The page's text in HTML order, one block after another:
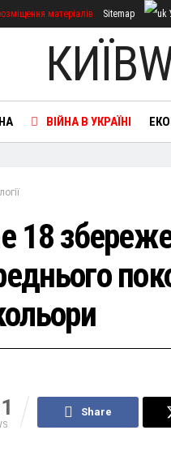
матеріалів Sitemap
ВІЙНА В УКРАЇНІ
18
Share